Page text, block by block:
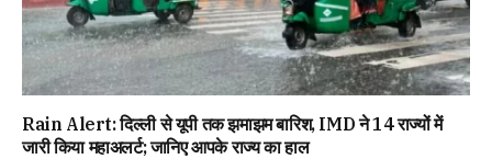
Rain Alert: दिल्ली से यूपी तक झमाझम बारिश, IMD ने 14 राज्यों में
जारी किया महाअलर्ट; जानिए आपके राज्य का हाल